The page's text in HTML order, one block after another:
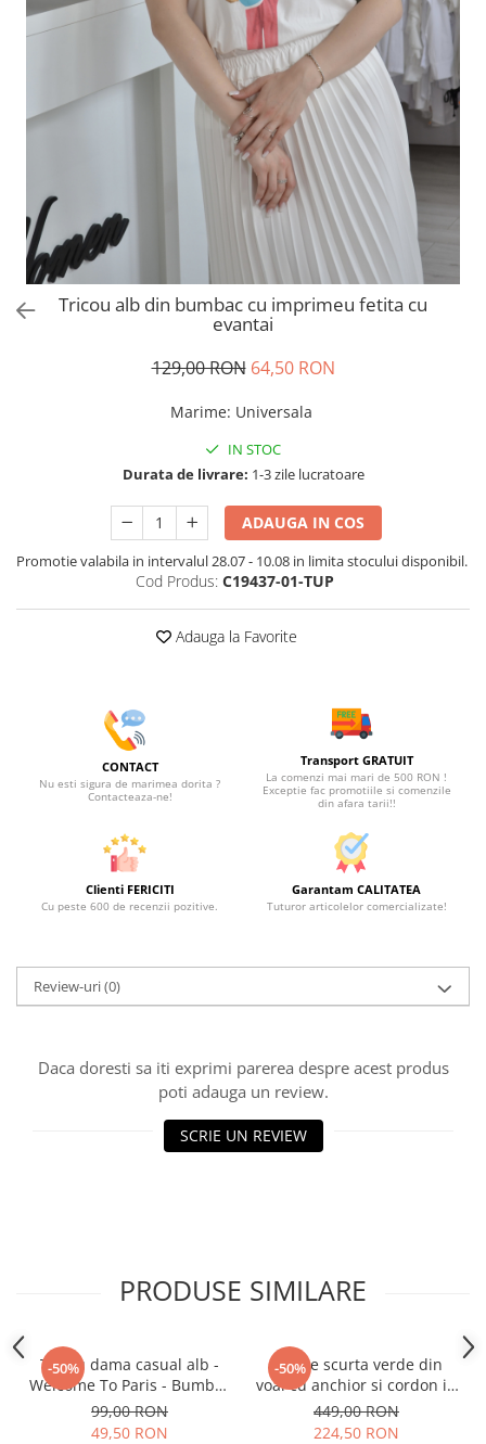
Tricouri si topuri
Rochii de eveniment
Tricou alb din bumbac cu imprimeu fetita cu
evantai
129,00 RON 64,50 RON
Marime: Universala
IN STOC
Durata de livrare: 1-3 zile lucratoare
ADAUGA IN COS
Promotie valabila in intervalul 28.07 - 10.08 in limita stocului disponibil.
Cod Produs: C19437-01-TUP
Adauga la Favorite
CONTACT
Nu esti sigura de marimea dorita ?
Contacteaza-ne!
Transport GRATUIT
La comenzi mai mari de 500 RON !
Exceptie fac promotiile si comenzile
din afara tarii!!
Clienti FERICITI
Cu peste 600 de recenzii pozitive.
Garantam CALITATEA
Tuturor articolelor comercializate!
Review-uri(0)
Daca doresti sa iti exprimi parerea despre acest produs
poti adauga un review.
SCRIE UN REVIEW
PRODUSE SIMILARE
-50%
Tricou dama casual alb -
Welcome To Paris - Bumbac
Organic
99,00 RON
49,50 RON
-50%
Rochie scurta verde din
voal cu anchior si cordon in
talie
449,00 RON
224,50 RON